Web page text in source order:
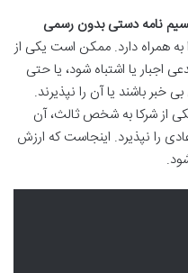
نامه دستی بدون رسمی
همراه دارد. ممکن است یکی از
اجبار یا اشتباه شود، یا حتی
خبر باشند یا آن را نپذیرند.
از شرکا به شخص ثالث، آن
را نپذیرد. اینجاست که ارزش